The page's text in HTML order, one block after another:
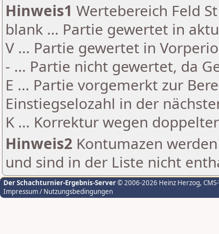
Hinweis1 Wertebereich Feld
blank ... Partie gewertet in
V ... Partie gewertet in
- ... Partie nicht gewertet, da
E ... Partie vorgemerkt zur
Einstiegselozahl in der
K ... Korrektur wegen
Hinweis2 Kontumazen
und sind in der Liste nicht
Der Schachturnier-Ergebnis-Server© 2006-2026 Heinz Herzog,
Impressum / Nutzungsbedingungen